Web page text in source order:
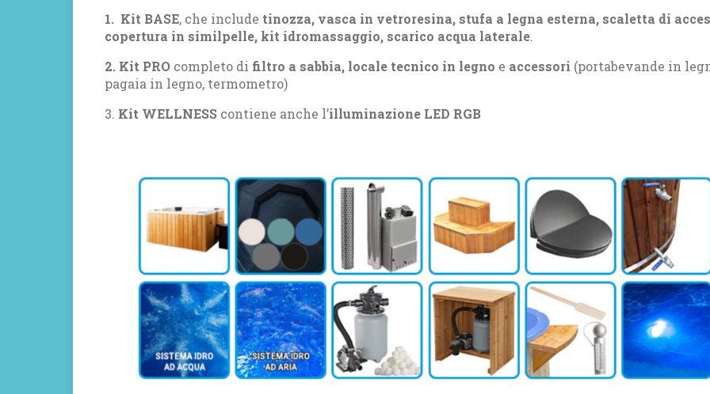
1. Kit BASE, che include tinozza, vasca in vetroresina, stufa a legna esterna, scaletta di
copertura in similpelle, kit idromassaggio, scarico acqua laterale.
2. Kit PRO completo di filtro a sabbia, locale tecnico in legno e accessori (portabevande in
pagaia in legno, termometro)
3. Kit WELLNESS contiene anche l’illuminazione LED RGB